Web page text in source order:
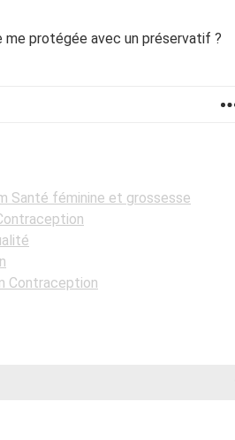
me protégée avec un préservatif ?
Santé féminine et grossesse
Contraception